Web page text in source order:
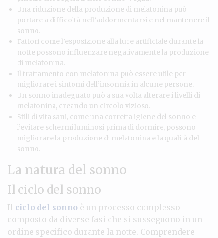
Una riduzione della produzione di melatonina può
portare a difficoltà nell’addormentarsi e nel mantenere il
sonno.
Fattori come l’esposizione alla luce artificiale durante la
notte possono influenzare negativamente la produzione
di melatonina.
Il trattamento con melatonina può essere utile per
migliorare i sintomi dell’insonnia in alcune persone.
Un sonno inadeguato può a sua volta alterare i livelli di
melatonina, creando un circolo vizioso.
Stili di vita sani, come una corretta igiene del sonno e
l’evitare schermi luminosi prima di dormire, possono
migliorare la produzione di melatonina e la qualità del
sonno.
La natura del sonno
Il ciclo del sonno
Il ciclo del sonno è un processo complesso
composto da diverse fasi che si susseguono in un
ordine specifico durante la notte. Comprendere